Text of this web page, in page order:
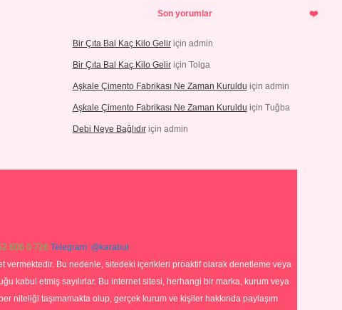
Son yorumlar
Bir Çıta Bal Kaç Kilo Geliriçin admin
Bir Çıta Bal Kaç Kilo Geliriçin Tolga
Aşkale Çimento Fabrikası Ne Zaman Kuruldu için admin
Aşkale Çimento Fabrikası Ne Zaman Kuruldu için Tuğba
Debi Neye Bağlıdıriçin admin
606 0 726 Telegram: @karabul
vermektedir. Bu nedenle, sitedeki içerikleri proaktif olarak denetleme veya
kabul etmiş sayılırlar. Bu internet sitesi, herhangi bir marka, kurum veya
niteliği taşımamakta olup, gerçek kurum ve kişiler hakkında paylaşım